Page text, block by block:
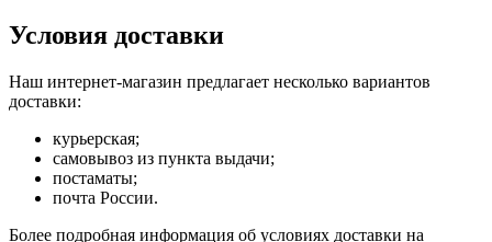
Условия доставки
Наш интернет-магазин предлагает несколько вариантов
доставки:
курьерская;
самовывоз из пункта выдачи;
постаматы;
почта России.
Более подробная информация об условиях доставки на